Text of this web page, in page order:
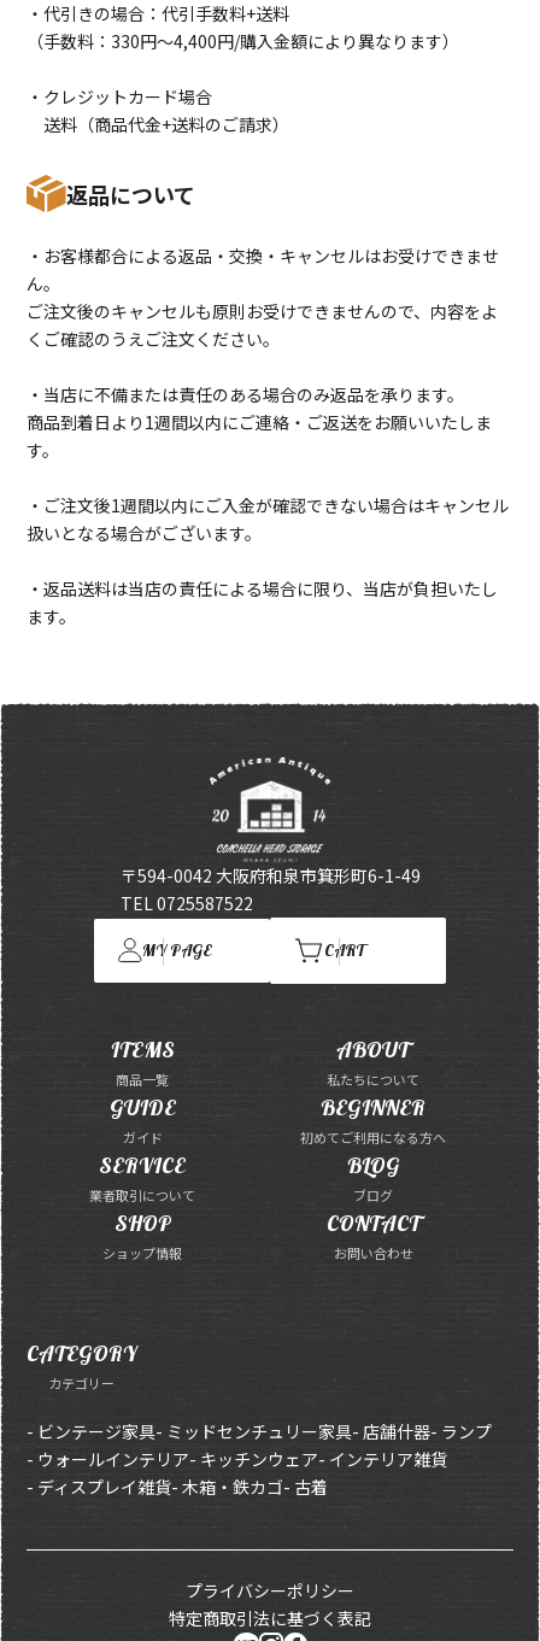
・代引きの場合：代引手数料+送料
（手数料：330円〜4,400円/購入金額により異なります）
・クレジットカード場合
送料（商品代金+送料のご請求）
返品について
・お客様都合による返品・交換・キャンセルはお受けできませ
ん。
ご注文後のキャンセルも原則お受けできませんので、内容をよ
くご確認のうえご注文ください。
・当店に不備または責任のある場合のみ返品を承ります。
商品到着日より1週間以内にご連絡・ご返送をお願いいたしま
す。
・ご注文後1週間以内にご入金が確認できない場合はキャンセル
扱いとなる場合がございます。
・返品送料は当店の責任による場合に限り、当店が負担いたし
ます。
〒594-0042 大阪府和泉市箕形町6-1-49
TEL 0725587522
MY PAGE CART
ITEMS
商品一覧
ABOUT
私たちについて
GUIDE
ガイド
BEGINNER
初めてご利用になる方へ
SERVICE
業者取引について
BLOG
ブログ
SHOP
ショップ情報
CONTACT
お問い合わせ
CATEGORY
カテゴリー
- ビンテージ家具- ミッドセンチュリー家具- 店舗什器- ランプ
- ウォールインテリア- キッチンウェア- インテリア雑貨
- ディスプレイ雑貨- 木箱・鉄カゴ- 古着
プライバシーポリシー
特定商取引法に基づく表記